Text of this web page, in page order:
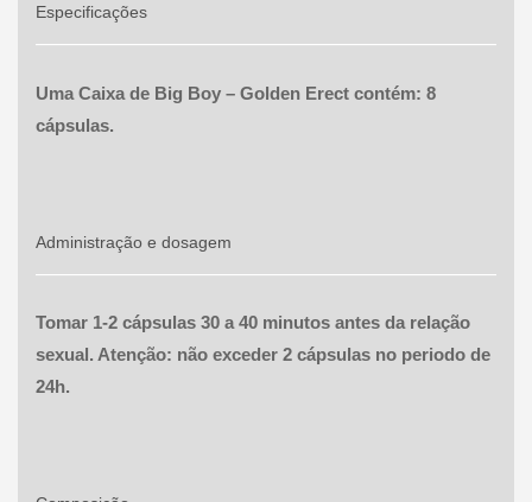
Especificações
Uma Caixa de Big Boy – Golden Erect contém: 8
cápsulas.
Administração e dosagem
Tomar 1-2 cápsulas 30 a 40 minutos antes da relação
sexual. Atenção: não exceder 2 cápsulas no periodo de
24h.